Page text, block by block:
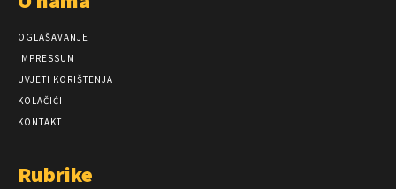
OGLAŠAVANJE
IMPRESSUM
UVJETI KORIŠTENJA
KOLAČIĆI
KONTAKT
Rubrike